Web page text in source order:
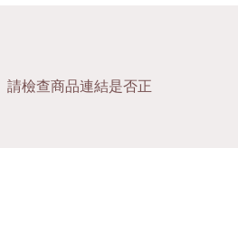
請檢查商品連結是否正